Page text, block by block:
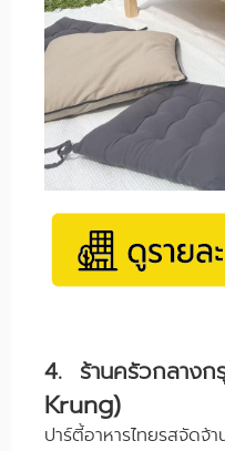
4. ร้านครัวกลางก
Krung)
ปาร์ตี้อาหารไทยรสจัดจ้